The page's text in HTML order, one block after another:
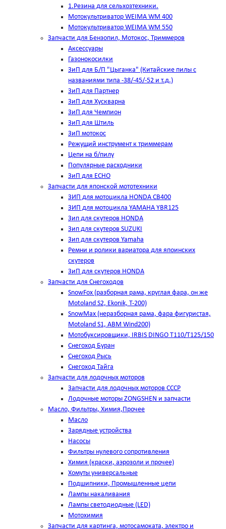
1.Резина для сельхозтехники.
Мотокультриватор WEIMA WM 400
Мотокультриватор WEIMA WM 550
Запчасти для Бензопил, Мотокос, Триммеров
Аксессуары
Газонокосилки
ЗиП для Б/П "Цыганка" (Китайские пилы с
названиями типа -38/-45/-52 и т.д.)
ЗиП для Партнер
ЗиП для Хускварна
ЗиП для Чемпион
ЗиП для Штиль
ЗиП мотокос
Режущий инструмент к триммерам
Цепи на б/пилу
Популярные расходники
ЗиП для ЕСНО
Запчасти для японской мототехники
ЗИП для мотоцикла HONDA CB400
ЗИП для мотоцикла YAMAHA YBR125
Зип для скутеров HONDA
Зип для скутеров SUZUKI
Зип для скутеров Yamaha
Ремни и ролики вариатора для япоинских
скутеров
ЗиП для скутеров HONDA
Запчасти для Снегоходов
SnowFox (разборная рама, круглая фара, он же
Motoland S2, Ekonik, T-200)
SnowMax (неразборная рама, фара фигуристая,
Motoland S1, ABM Wind200)
Мотобуксировщики, IRBIS DINGO Т110/Т125/150
Снегоход Буран
Снегоход Рысь
Снегоход Тайга
Запчасти для лодочных моторов
Запчасти для лодочных моторов СССР
Лодочные моторы ZONGSHEN и запчасти
Масло, Фильтры, Химия,Прочее
Масло
Зарядные устройства
Насосы
Фильтры нулевого сопротивления
Химия (краски, аэрозоли и прочее)
Хомуты универсальные
Подшипники, Промышленные цепи
Лампы накаливания
Лампы светодиодные (LED)
Мотохимия
Запчасти для картинга, мотосамоката, электро и